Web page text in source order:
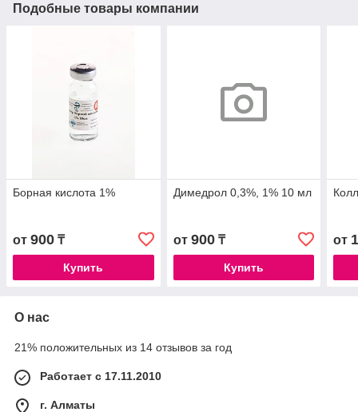
Подобные товары компании
Борная кислота 1%
от 900 ₸
Купить
Димедрол 0,3%, 1% 10 мл
от 900₸
Купить
от
О нас
21% положительных из 14 отзывов за год
Работает с 17.11.2010
г. Алматы